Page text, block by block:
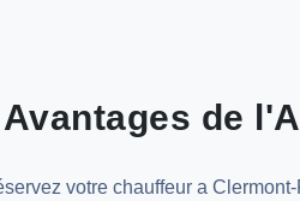
de
votre chauffeur a